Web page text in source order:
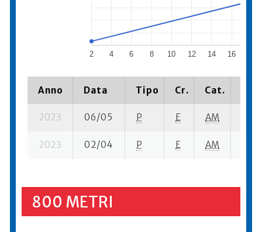
2 4 6 8 10 12 14 16
Anno Data Tipo Cr. Cat.
2023 06/05 P E AM
2023 02/04 P E AM
800 METRI